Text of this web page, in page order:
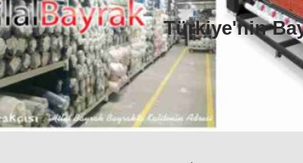
Türkiye'nin
sembolleri ve taraftar gruplarının tercihleri doğrultusunda
gruplarına özgü işaretler yer alır. Renkler, desenler ve
göz alıcı bayraklar, güçlü bir görsel etki oluşturur.
bayrakları eş zamanlı ve koordineli şekilde
getiren ve birlik duygusunu simgeleyen önemli bir
Bayrağı Satışı, Firmamız